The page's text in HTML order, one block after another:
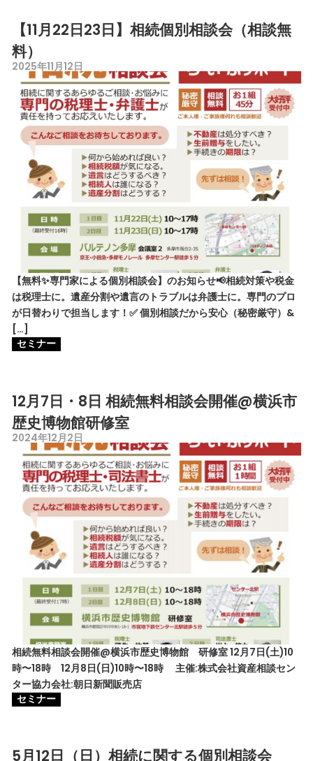
【11月22日23日】相続個別相談会（相談無
料）
2025年11月12日
【無料✨専門家による個別相談会】のお知らせ📢相続対策や税金
は税理士に。遺産分割や遺言のトラブルは弁護士に。専門のプロ
が日替わりで担当します！✅ 個別相談だから安心（秘密厳守）&
[…]
セミナー
12月7日・8日 相続無料相談会開催@横浜市
歴史博物館研修室
2024年12月2日
相続無料相談会開催@横浜市歴史博物館 研修室 12月7日(土)10
時〜18時 12月8日(日)10時〜18時 主催:株式会社資産相談セン
ター協力会社:朝日新聞販売店
セミナー
5月12日（日）相続に関する個別相談会